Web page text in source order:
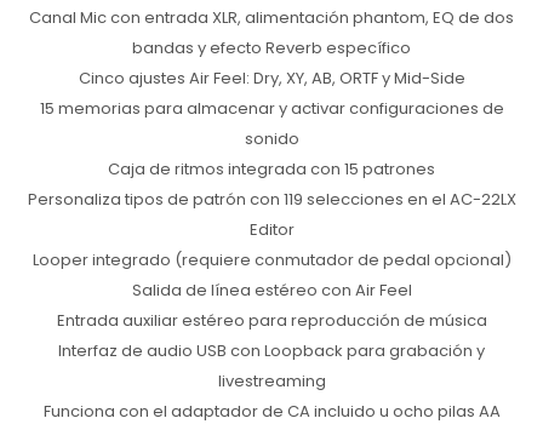
Canal Mic con entrada XLR, alimentación phantom, EQ de dos
bandas y efecto Reverb específico
Cinco ajustes Air Feel: Dry, XY, AB, ORTF y Mid-Side
15 memorias para almacenar y activar configuraciones de
sonido
Caja de ritmos integrada con 15 patrones
Personaliza tipos de patrón con 119 selecciones en el AC-22LX
Editor
Looper integrado (requiere conmutador de pedal opcional)
Salida de línea estéreo con Air Feel
Entrada auxiliar estéreo para reproducción de música
Interfaz de audio USB con Loopback para grabación y
livestreaming
Funciona con el adaptador de CA incluido u ocho pilas AA